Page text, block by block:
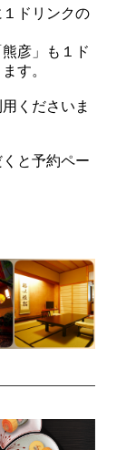
ドリンクの
彦」も１ド
す。
くださいま
と予約ペー